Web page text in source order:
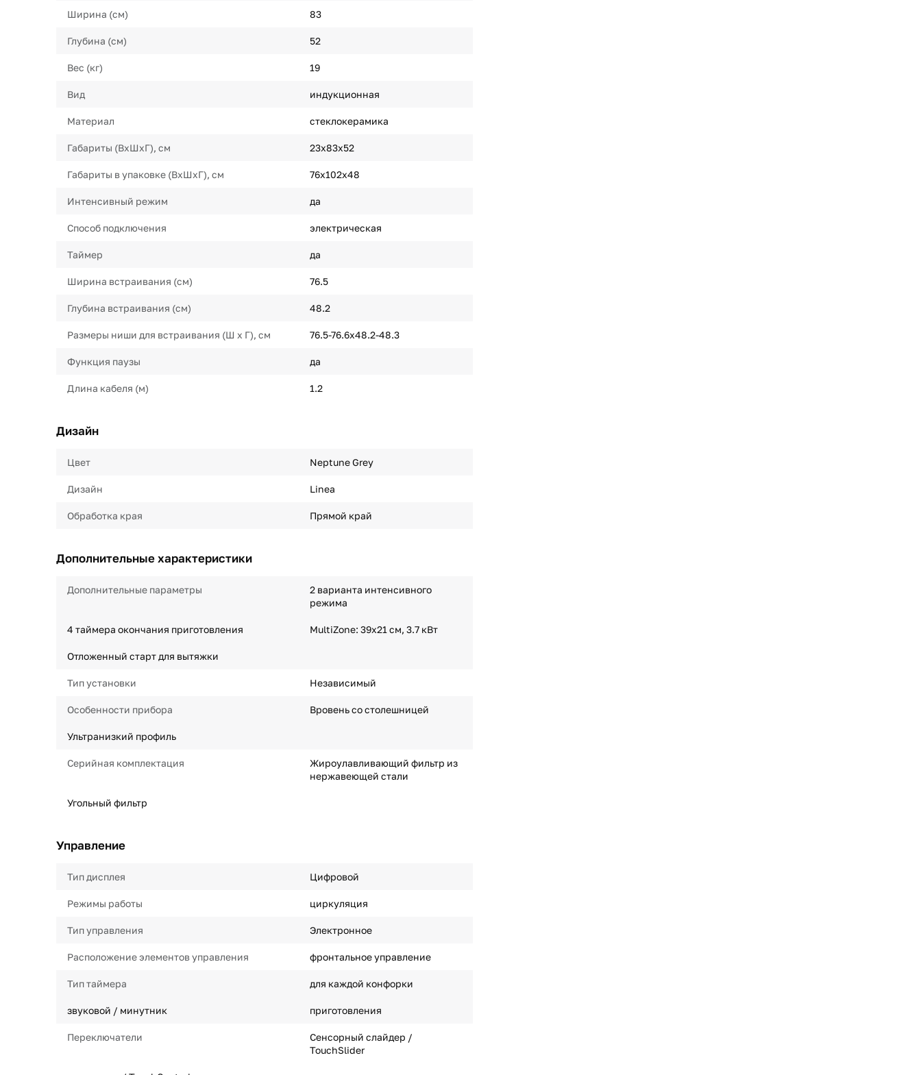
Ширина (см) 83
Глубина (см) 52
Вес (кг) 19
Вид индукционная
Материал стеклокерамика
Габариты (ВхШхГ), см 23х83х52
Габариты в упаковке (ВхШхГ), см 76х102х48
Интенсивный режим да
Способ подключения электрическая
Таймер да
Ширина встраивания (см) 76.5
Глубина встраивания (см) 48.2
Размеры ниши для встраивания (Ш х Г), см 76.5-76.6х48.2-48.3
Функция паузы да
Длина кабеля (м) 1.2
Дизайн
Цвет Neptune Grey
Дизайн Linea
Обработка края Прямой край
Дополнительные характеристики
Дополнительные параметры
2 варианта интенсивного
режима
4 таймера окончания приготовления MultiZone: 39х21 см, 3.7 кВт
Отложенный старт для вытяжки
Тип установки Независимый
Особенности прибора Вровень со столешницей
Ультранизкий профиль
Серийная комплектация
Жироулавливающий фильтр из
нержавеющей стали
Угольный фильтр
Управление
Тип дисплея Цифровой
Режимы работы циркуляция
Тип управления Электронное
Расположение элементов управления фронтальное управление
Тип таймера для каждой конфорки
звуковой / минутник приготовления
Переключатели
Сенсорный слайдер /
TouchSlider